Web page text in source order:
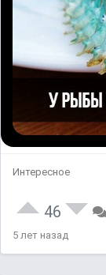
Интересное
46
5 лет назад